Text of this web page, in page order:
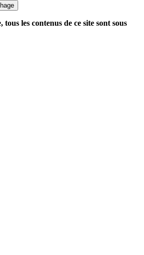
les contenus de ce site sont sous